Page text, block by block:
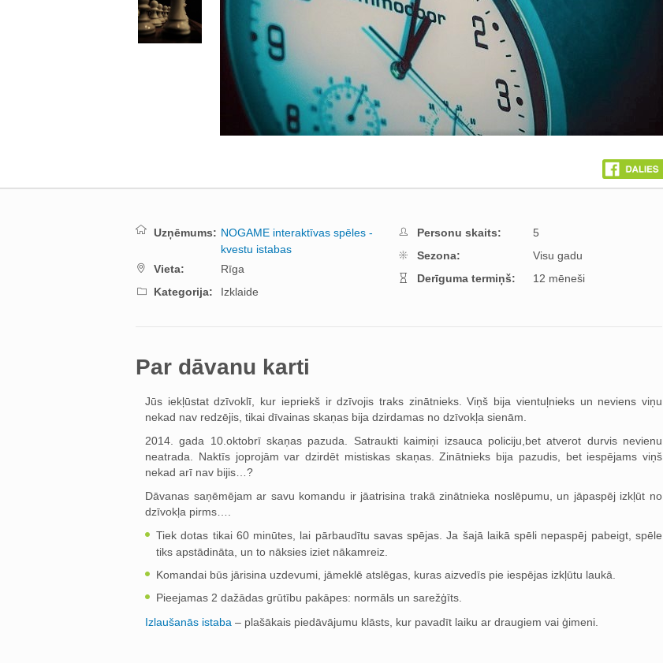
Uzņēmums: NOGAME interaktīvas spēles -
kvestu istabas
Vieta:
Rīga
Kategorija:
Izklaide
Personu skaits:
5
Sezona:
Visu gadu
Derīguma termiņš:
12 mēneši
Par dāvanu karti
Jūs iekļūstat dzīvoklī, kur iepriekš ir dzīvojis traks zinātnieks. Viņš bija vientuļnieks un neviens viņu
nekad nav redzējis, tikai dīvainas skaņas bija dzirdamas no dzīvokļa sienām.
2014. gada 10.oktobrī skaņas pazuda. Satraukti kaimiņi izsauca policiju,bet atverot durvis nevienu
neatrada. Naktīs joprojām var dzirdēt mistiskas skaņas. Zinātnieks bija pazudis, bet iespējams viņš
nekad arī nav bijis…?
Dāvanas saņēmējam ar savu komandu ir jāatrisina trakā zinātnieka noslēpumu, un jāpaspēj izkļūt no
dzīvokļa pirms….
Tiek dotas tikai 60 minūtes, lai pārbaudītu savas spējas. Ja šajā laikā spēli nepaspēj pabeigt, spēle
tiks apstādināta, un to nāksies iziet nākamreiz.
Komandai būs jārisina uzdevumi, jāmeklē atslēgas, kuras aizvedīs pie iespējas izkļūtu laukā.
Pieejamas 2 dažādas grūtību pakāpes: normāls un sarežģīts.
Izlaušanās istaba – plašākais piedāvājumu klāsts, kur pavadīt laiku ar draugiem vai ģimeni.